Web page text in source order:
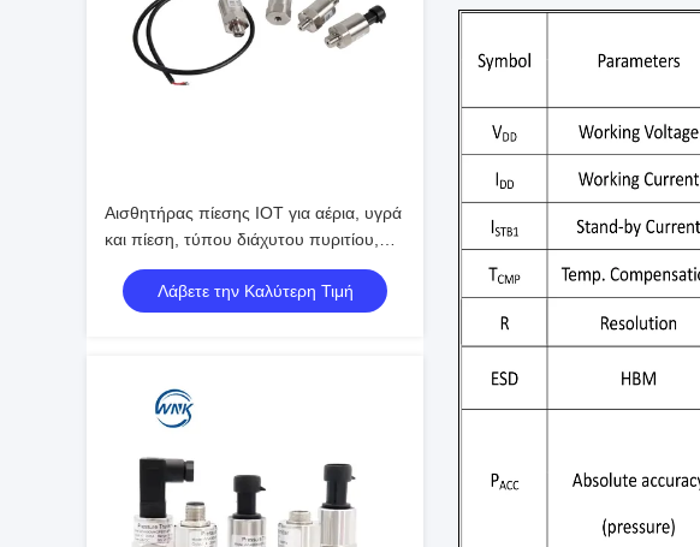
Αισθητήρας πίεσης IOT για αέρια, υγρά
και πίεση, τύπου διάχυτου πυριτίου,
πομπού με έξοδο 4-20mA και επιλογές
προσαρμογής
Λάβετε την Καλύτερη Τιμή